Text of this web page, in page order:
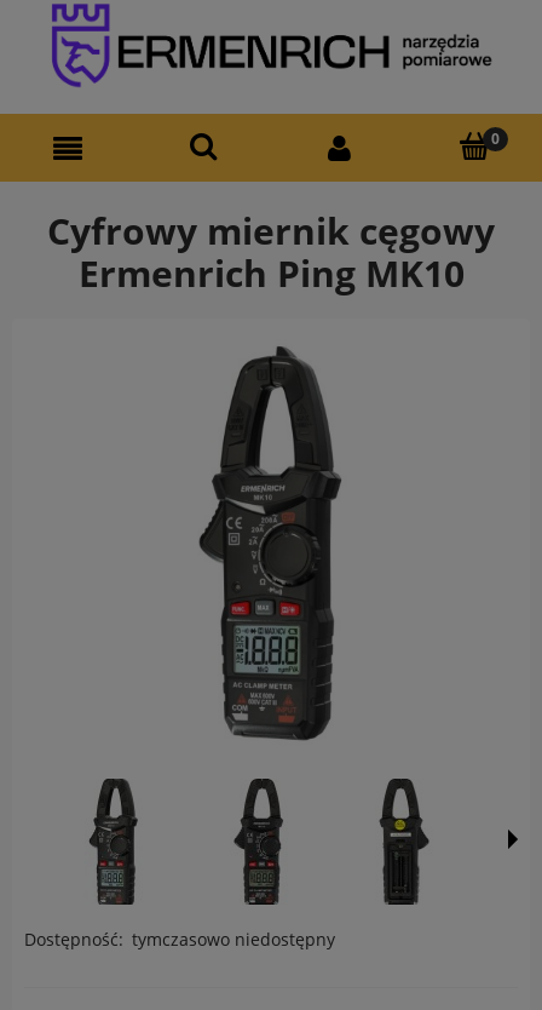
Cyfrowy miernik cęgowy
Ermenrich Ping MK10
Dostępność: tymczasowo niedostępny